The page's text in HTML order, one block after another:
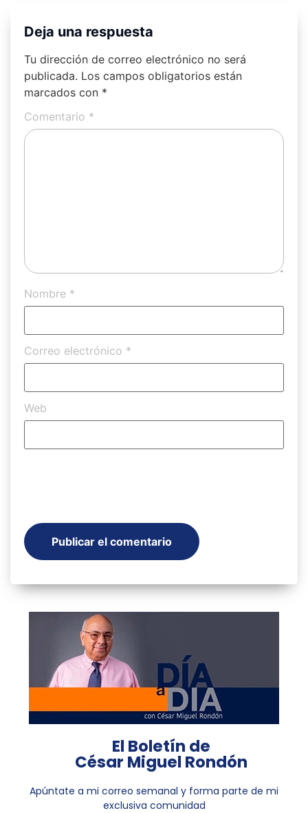
Deja una respuesta
Tu dirección de correo electrónico no será
publicada. Los campos obligatorios están
marcados con *
Comentario *
Nombre *
Correo electrónico *
Web
El Boletín de
César Miguel Rondón
Apúntate a mi correo semanal y forma parte de mi
exclusiva comunidad